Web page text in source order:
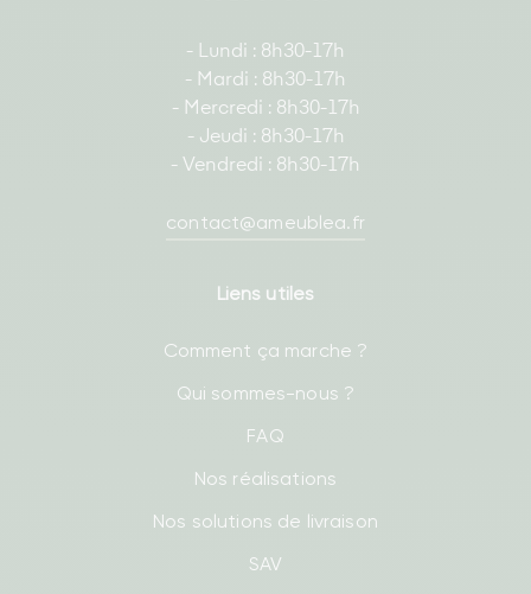
- Lundi : 8h30-17h
- Mardi : 8h30-17h
- Mercredi : 8h30-17h
- Jeudi : 8h30-17h
- Vendredi : 8h30-17h
contact@ameublea.fr
Liens utiles
Comment ça marche ?
Qui sommes-nous ?
FAQ
Nos réalisations
Nos solutions de livraison
SAV